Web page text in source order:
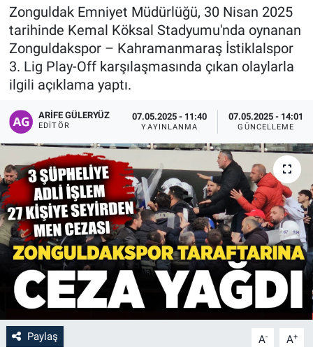
Zonguldak Emniyet Müdürlüğü, 30 Nisan 2025
tarihinde Kemal Köksal Stadyumu'nda oynanan
Zonguldakspor – Kahramanmaraş İstiklalspor
3. Lig Play-Off karşılaşmasında çıkan olaylarla
ilgili açıklama yaptı.
ARIFE GÜLERYÜZ
EDITÖR
07.05.2025 - 11:40
YAYINLANMA
07.05.2025 - 14:01
GÜNCELLEME
Paylaş A- A+
Asayiş
Spor
Resmi İlan
Tüm Manşetler
Son Dakika Haberleri
Haber Arşivi